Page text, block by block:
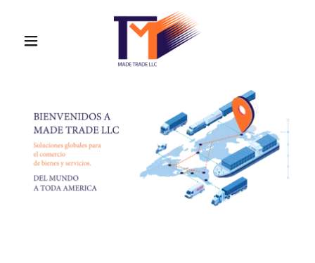
SERVICIOS
CLUB V.I.P